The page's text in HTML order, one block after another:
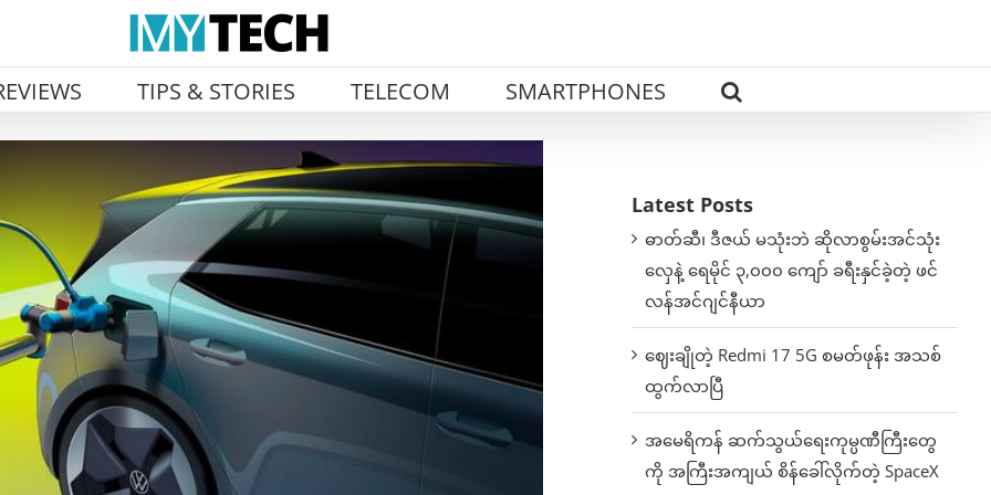
TIPS & STORIES TELECOM SMARTPHONES
Latest Posts
ဓာတ်ဆီ၊ ဒီဇယ် မသုံးဘဲ ဆိုလာစွမ်းအင်သုံး
လှေနဲ့ ရေမိုင် ၃,၀၀၀ ကျော် ခရီးနှင်ခဲ့တဲ့ ဖင်
လန်အင်ဂျင်နီယာ
ဈေးချိုတဲ့ Redmi 17 5G စမတ်ဖုန်း အသစ်
ထွက်လာပြီ
အမေရိကန် ဆက်သွယ်ရေးကုမ္ပဏီကြီးတွေ
ကို အကြီးအကျယ် စိန်ခေါ်လိုက်တဲ့ SpaceX